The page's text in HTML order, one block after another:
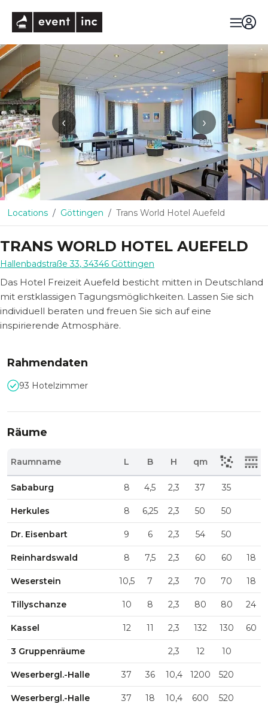
‹ ›
Locations Göttingen Trans World Hotel Auefeld
TRANS WORLD HOTEL AUEFELD
Hallenbadstraße 33,34346 Göttingen
Das Hotel Freizeit Auefeld besticht mitten in Deutschland
mit erstklassigen Tagungsmöglichkeiten. Lassen Sie sich
individuell beraten und freuen Sie sich auf eine
inspirierende Atmosphäre.
Rahmendaten
93 Hotelzimmer
Räume
Raumname L B H qm
Sababurg 8 4,5 2,3 37 35
Herkules 8 6,25 2,3 50 50
Dr. Eisenbart 9 6 2,3 54 50
Reinhardswald 8 7,5 2,3 60 60 18
Weserstein 10,5 7 2,3 70 70 18
Tillyschanze 10 8 2,3 80 80 24
Kassel 12 11 2,3 132 130 60
3 Gruppenräume 2,3 12 10
Weserbergl.-Halle 37 36 10,4 1200 520
Weserbergl.-Halle 37 18 10,4 600 520